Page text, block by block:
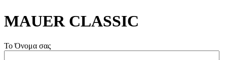
MAUER CLASSIC
Το Όνομα σας